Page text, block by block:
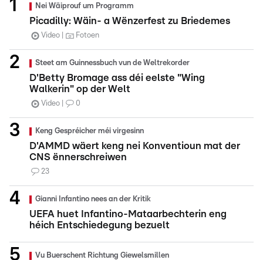
Nei Wäiprouf um Programm
Picadilly: Wäin- a Wënzerfest zu Briedemes
Video Fotoen
Steet am Guinnessbuch vun de Weltrekorder
D'Betty Bromage ass déi eelste "Wing
Walkerin" op der Welt
Video 0
Keng Gespréicher méi virgesinn
D'AMMD wäert keng nei Konventioun mat der
CNS ënnerschreiwen
23
Gianni Infantino nees an der Kritik
UEFA huet Infantino-Mataarbechterin eng
héich Entschiedegung bezuelt
Vu Buerschent Richtung Giewelsmillen